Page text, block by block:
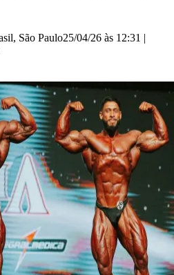
, São Paulo25/04/26 às 12:31 |